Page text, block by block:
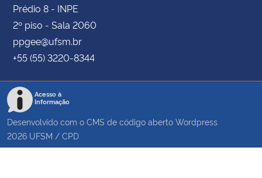
Prédio 8 - INPE
2º piso - Sala 2060
ppgee@ufsm.br
+55 (55) 3220-8344
Acesso à
Informação
Desenvolvido com o CMS de código aberto Wordpress
2026 UFSM / CPD